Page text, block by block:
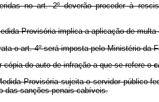
no art. 2º deverão proceder à
Provisória implica a aplicação de
o art. 4º será imposta pelo Ministério da
cópia do auto de infração a que se refere o
Provisória sujeita o servidor público
das sanções penais cabíveis.